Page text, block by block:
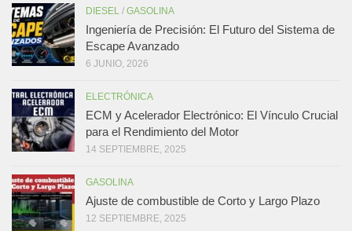
DIESEL / GASOLINA
Ingeniería de Precisión: El Futuro del Sistema de
Escape Avanzado
6 JUNIO, 2026
ELECTRÓNICA
ECM y Acelerador Electrónico: El Vínculo Crucial
para el Rendimiento del Motor
14 SEPTIEMBRE, 2025
GASOLINA
Ajuste de combustible de Corto y Largo Plazo
12 SEPTIEMBRE, 2025